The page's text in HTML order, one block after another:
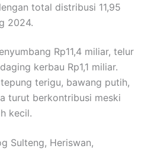
total distribusi 11,95
2024.
Rp11,4 miliar, telur
kerbau Rp1,1 miliar.
terigu, bawang putih,
turut berkontribusi meski
kecil.
Sulteng, Heriswan,